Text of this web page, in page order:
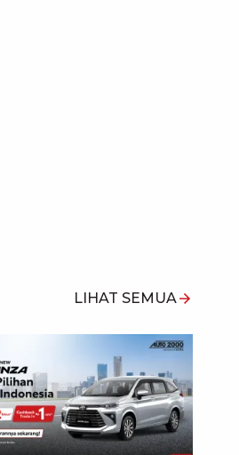
LIHAT SEMUA